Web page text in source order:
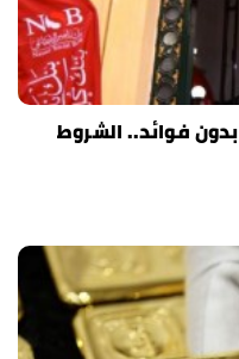
قرض بنك ناصر الاجتماعي 2026 بدون فوائد.. الشروط